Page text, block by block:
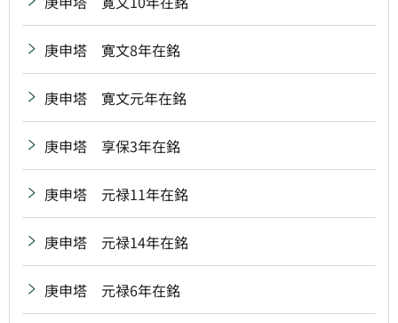
庚申塔 寛文8年在銘
庚申塔 寛文元年在銘
庚申塔 享保3年在銘
庚申塔 元禄11年在銘
庚申塔 元禄14年在銘
庚申塔 元禄6年在銘